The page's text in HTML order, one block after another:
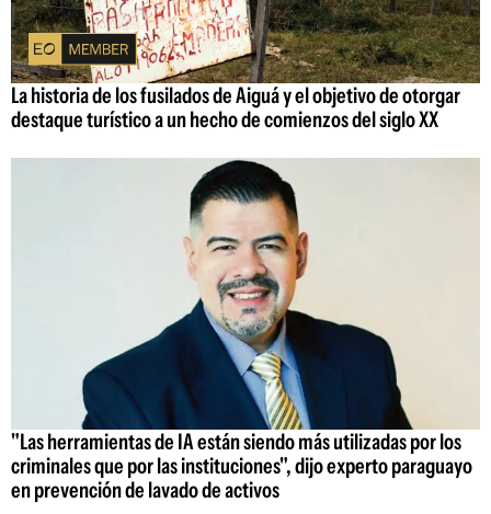
La historia de los fusilados de Aiguá y el objetivo de otorgar
destaque turístico a un hecho de comienzos del siglo XX
"Las herramientas de IA están siendo más utilizadas por los
criminales que por las instituciones", dijo experto paraguayo
en prevención de lavado de activos